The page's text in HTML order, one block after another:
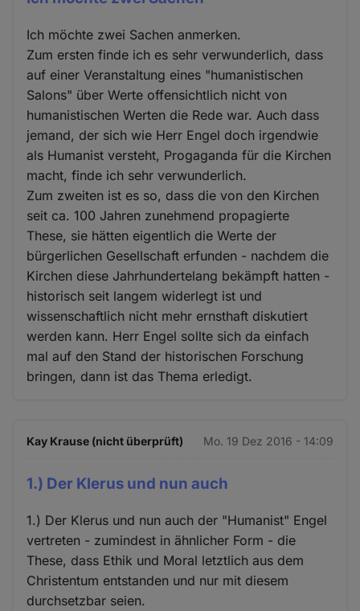
Ich möchte zwei Sachen anmerken.
Zum ersten finde ich es sehr verwunderlich, dass
auf einer Veranstaltung eines "humanistischen
Salons" über Werte offensichtlich nicht von
humanistischen Werten die Rede war. Auch dass
jemand, der sich wie Herr Engel doch irgendwie
als Humanist versteht, Progaganda für die Kirchen
macht, finde ich sehr verwunderlich.
Zum zweiten ist es so, dass die von den Kirchen
seit ca. 100 Jahren zunehmend propagierte
These, sie hätten eigentlich die Werte der
bürgerlichen Gesellschaft erfunden - nachdem die
Kirchen diese Jahrhundertelang bekämpft hatten -
historisch seit langem widerlegt ist und
wissenschaftlich nicht mehr ernsthaft diskutiert
werden kann. Herr Engel sollte sich da einfach
mal auf den Stand der historischen Forschung
bringen, dann ist das Thema erledigt.
Kay Krause (nicht überprüft) Mo. 19 Dez 2016 - 14:09
1.) Der Klerus und nun auch
1.) Der Klerus und nun auch der "Humanist" Engel
vertreten - zumindest in ähnlicher Form - die
These, dass Ethik und Moral letztlich aus dem
Christentum entstanden und nur mit diesem
durchsetzbar seien.